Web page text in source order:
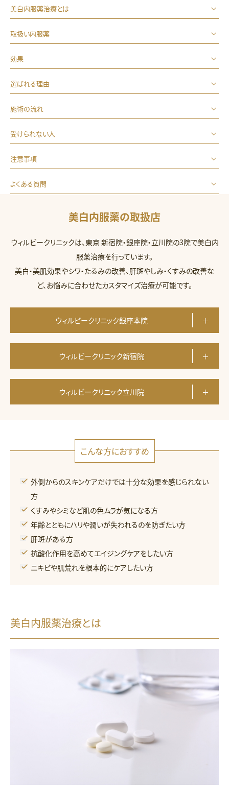
美白内服薬治療とは
取扱い内服薬
効果
選ばれる理由
施術の流れ
受けられない人
注意事項
よくある質問
美白内服薬の取扱店
ウィルビークリニックは、東京 新宿院・銀座院・立川院の3院で美白内
服薬治療を行っています。
美白・美肌効果やシワ・たるみの改善、肝斑やしみ・くすみの改善な
ど、お悩みに合わせたカスタマイズ治療が可能です。
ウィルビークリニック銀座本院
ウィルビークリニック新宿院
ウィルビークリニック立川院
こんな方におすすめ
外側からのスキンケアだけでは十分な効果を感じられない
方
くすみやシミなど肌の色ムラが気になる方
年齢とともにハリや潤いが失われるのを防ぎたい方
肝斑がある方
抗酸化作用を高めてエイジングケアをしたい方
ニキビや肌荒れを根本的にケアしたい方
美白内服薬治療とは